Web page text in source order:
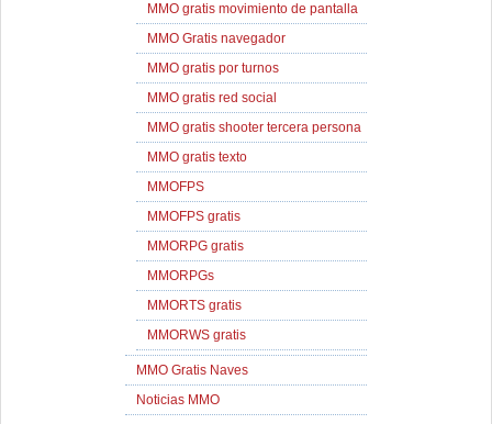
MMO gratis movimiento de pantalla
MMO Gratis navegador
MMO gratis por turnos
MMO gratis red social
MMO gratis shooter tercera persona
MMO gratis texto
MMOFPS
MMOFPS gratis
MMORPG gratis
MMORPGs
MMORTS gratis
MMORWS gratis
MMO Gratis Naves
Noticias MMO